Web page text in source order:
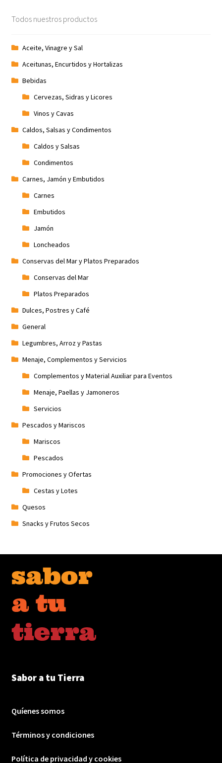
Todos nuestros productos
Aceite, Vinagre y Sal
Aceitunas, Encurtidos y Hortalizas
Bebidas
Cervezas, Sidras y Licores
Vinos y Cavas
Caldos, Salsas y Condimentos
Caldos y Salsas
Condimentos
Carnes, Jamón y Embutidos
Carnes
Embutidos
Jamón
Loncheados
Conservas del Mar y Platos Preparados
Conservas del Mar
Platos Preparados
Dulces, Postres y Café
General
Legumbres, Arroz y Pastas
Menaje, Complementos y Servicios
Complementos y Material Auxiliar para Eventos
Menaje, Paellas y Jamoneros
Servicios
Pescados y Mariscos
Mariscos
Pescados
Promociones y Ofertas
Cestas y Lotes
Quesos
Snacks y Frutos Secos
Sabor a tu Tierra
Quíenes somos
Términos y condiciones
Política de privacidad y cookies